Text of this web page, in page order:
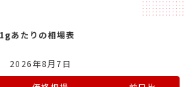
あたりの相場表
2026年8月7日